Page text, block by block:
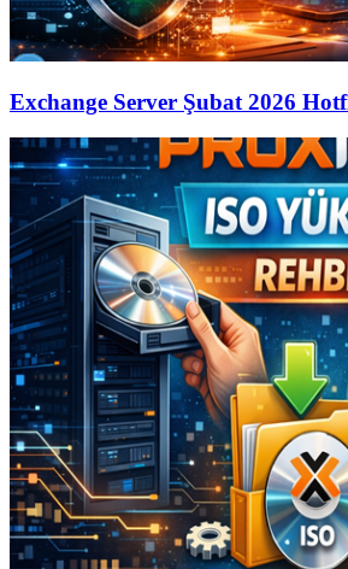
Exchange Server Şubat 2026